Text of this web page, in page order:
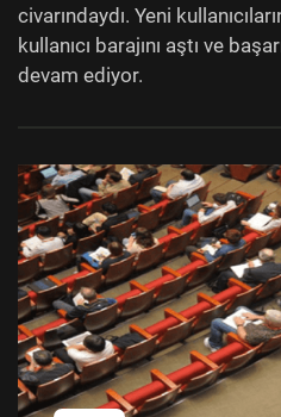
civarındaydı. Yeni
kullanıcı barajını aştı ve
devam ediyor.